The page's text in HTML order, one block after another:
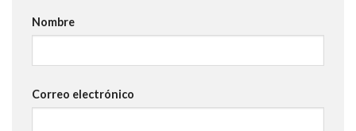
Nombre
Correo electrónico